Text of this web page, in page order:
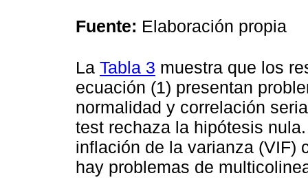
Fuente: Elaboración propia
La Tabla 3 muestra que los
ecuación (1) presentan
normalidad y correlación
test rechaza la hipótesis
inflación de la varianza (VIF)
hay problemas de